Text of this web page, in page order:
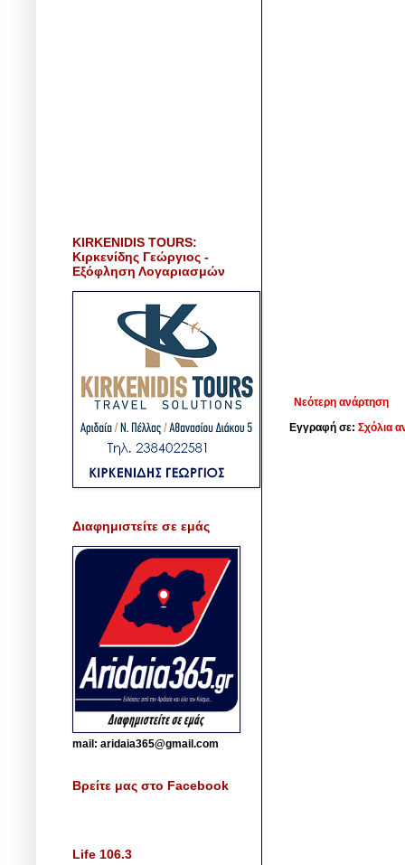
Νεότερη ανάρτηση
Εγγραφή σε: Σχόλια
KIRKENIDIS TOURS:
Κιρκενίδης Γεώργιος -
Εξόφληση Λογαριασμών
Διαφημιστείτε σε εμάς
mail: aridaia365@gmail.com
Βρείτε μας στο Facebook
Life 106.3